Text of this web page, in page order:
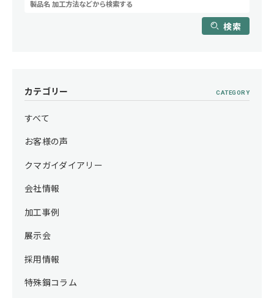
検索
カテゴリー CATEGORY
すべて
お客様の声
クマガイダイアリー
会社情報
加工事例
展示会
採用情報
特殊鋼コラム